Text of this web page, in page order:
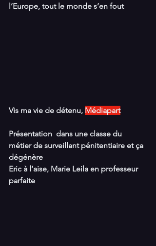
l’Europe, tout le monde s’en fout
Vis ma vie de détenu, Médiapart
Présentation  dans une classe du
métier de surveillant pénitentiaire et ça
dégénère
Eric à l’aise, Marie Leila en professeur
parfaite